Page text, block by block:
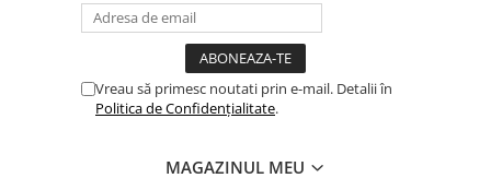
Vreau să primesc noutati prin e-mail. Detalii în
Politica de Confidențialitate.
MAGAZINUL MEU